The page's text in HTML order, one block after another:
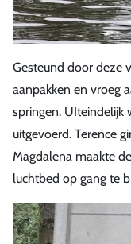
Gesteund door deze
aanpakken en vroeg
springen. UIteindelijk
uitgevoerd. Terence
Magdalena maakte
luchtbed op gang te